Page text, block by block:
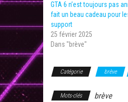
GTA 6 n’est toujours pas
fait un beau cadeau pour
support
25 février 2025
Dans "brève"
Catégorie brève
Mots-clés brève